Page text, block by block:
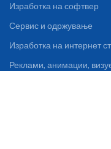
Изработка на софтвер
Сервис и одржување
Изработка на интернет
Реклами, анимации,